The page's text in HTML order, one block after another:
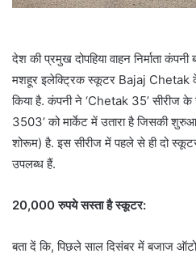
देश की प्रमुख दोपहिया वाहन निर्माता
मशहूर इलेक्ट्रिक स्कूटर Bajaj Chetak के
किया है. कंपनी ने ‘Chetak 35’ सीरीज
3503’ को मार्केट में उतारा है जिसकी
शोरूम) है. इस सीरीज में पहले से ही दो
उपलब्ध हैं.
20,000 रुपये सस्ता है स्कूटर:
बता दें कि, पिछले साल दिसंबर में बजाज